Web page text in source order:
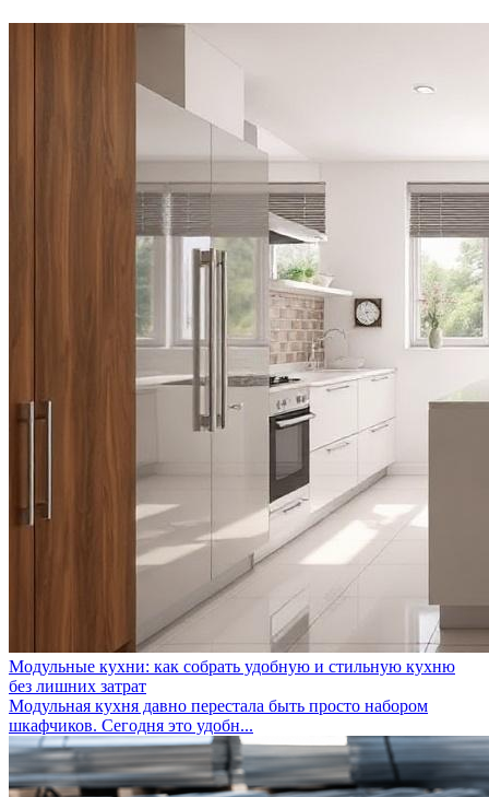
Модульные кухни: как собрать удобную и стильную кухню
без лишних затрат
Модульная кухня давно перестала быть просто набором
шкафчиков. Сегодня это удобн...